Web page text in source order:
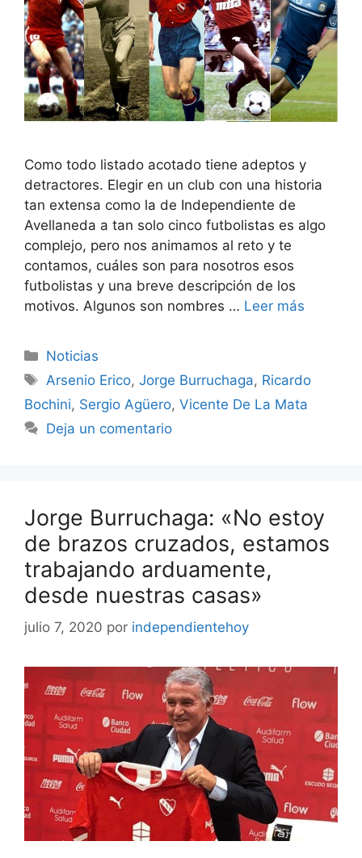
Como todo listado acotado tiene adeptos y
detractores. Elegir en un club con una historia
tan extensa como la de Independiente de
Avellaneda a tan solo cinco futbolistas es algo
complejo, pero nos animamos al reto y te
contamos, cuáles son para nosotros esos
futbolistas y una breve descripción de los
motivos. Algunos son nombres … Leer más
Categorías
Noticias
Etiquetas
Arsenio Erico,Jorge Burruchaga, Ricardo
Bochini, Sergio Agüero, Vicente De La Mata
Deja un comentario
Jorge Burruchaga: «No estoy
de brazos cruzados, estamos
trabajando arduamente,
desde nuestras casas»
julio 7, 2020 por independientehoy